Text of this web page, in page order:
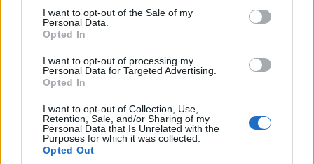
consent section.
I want to opt-out of the Sale of my
Personal Data.
Opted In
I want to opt-out of processing my
Personal Data for Targeted Advertising.
Opted In
I want to opt-out of Collection, Use,
Retention, Sale, and/or Sharing of my
Personal Data that Is Unrelated with the
Purposes for which it was collected.
Opted Out
ΚΟΣΜΟΣ
Γερμανία: Το ουκρανικό αεροσκάφος κοντά στο
οποίο βρέθηκε drone με εκρηκτικά μετέφερε
πυρομαχικά, σύμφωνα με την έγκυρη «SZ»
6/08/2026 - 6:33μμ